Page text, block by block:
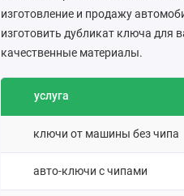
изготовление и продажу
изготовить дубликат ключа для
качественные материалы.
услуга
ключи от машины без чипа
авто-ключи с чипами